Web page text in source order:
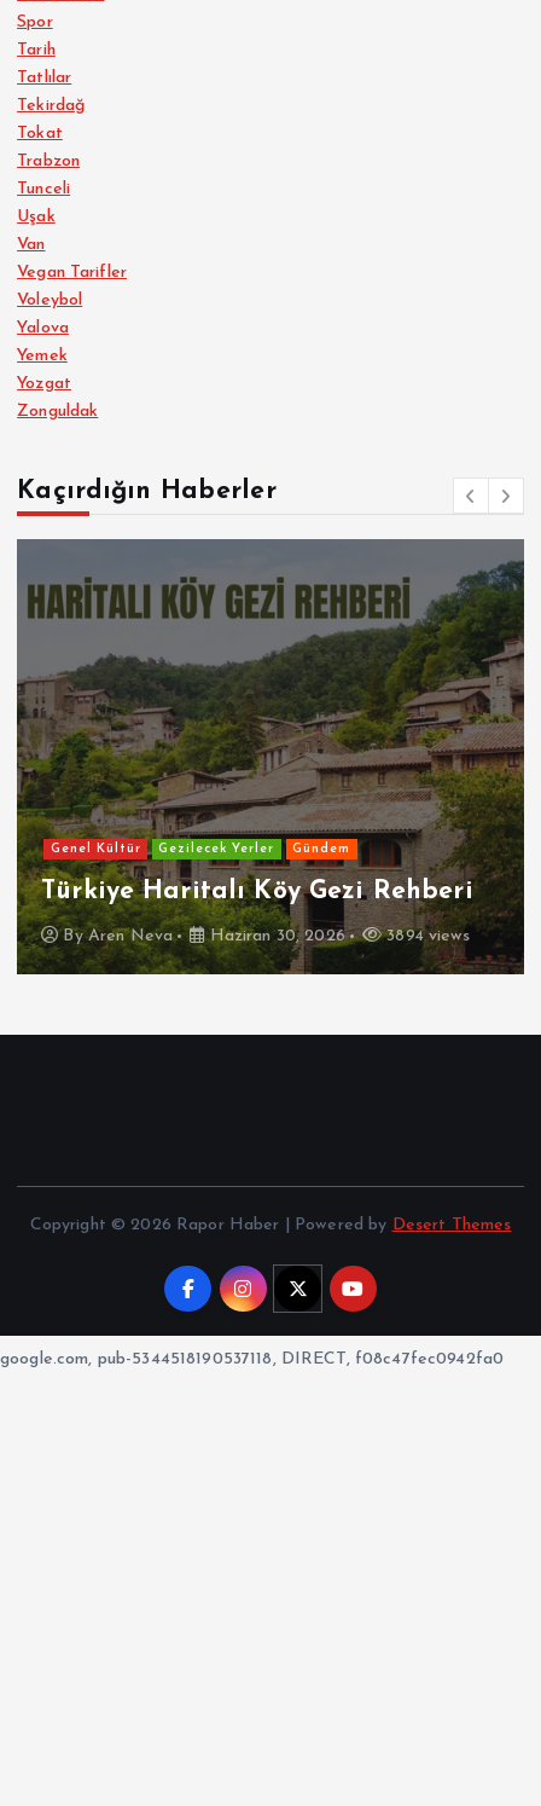
Spor
Tarih
Tatlılar
Tekirdağ
Tokat
Trabzon
Tunceli
Uşak
Van
Vegan Tarifler
Voleybol
Yalova
Yemek
Yozgat
Zonguldak
Kaçırdığın Haberler
Genel Kültür Gezilecek Yerler Gündem
Türkiye Haritalı Köy Gezi Rehberi
ByAren Neva Haziran 30, 2026 3894 views
Copyright © 2026 Rapor Haber | Powered by Desert Themes
google.com, pub-5344518190537118, DIRECT, f08c47fec0942fa0